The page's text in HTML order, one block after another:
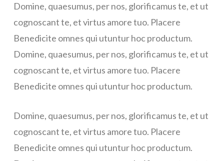
Domine, quaesumus, per nos, glorificamus te, et ut
cognoscant te, et virtus amore tuo. Placere
Benedicite omnes qui utuntur hoc productum.
Domine, quaesumus, per nos, glorificamus te, et ut
cognoscant te, et virtus amore tuo. Placere
Benedicite omnes qui utuntur hoc productum.
Domine, quaesumus, per nos, glorificamus te, et ut
cognoscant te, et virtus amore tuo. Placere
Benedicite omnes qui utuntur hoc productum.